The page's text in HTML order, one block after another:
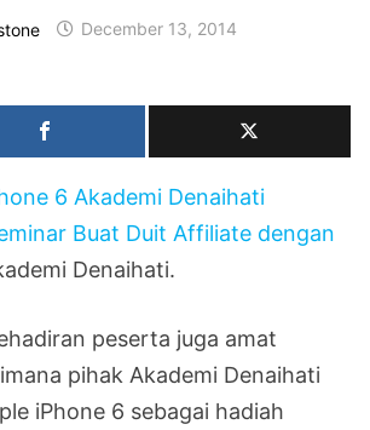
December 13, 2014
Buat Duit Affiliate dengan
Denaihati.
peserta juga amat
pihak Akademi Denaihati
iPhone 6 sebagai hadiah